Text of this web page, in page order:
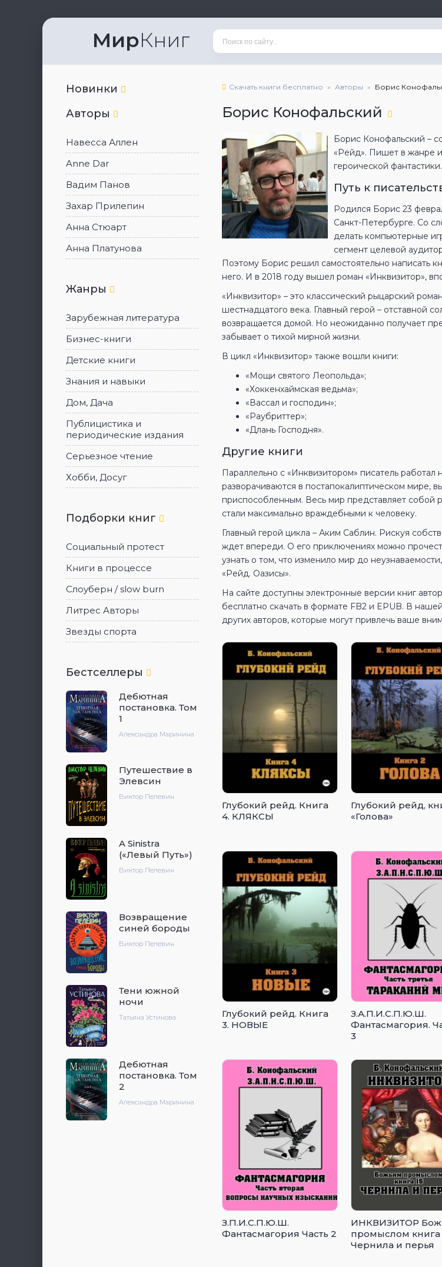
МирКниг
Новинки
Авторы
Навесса Аллен
Anne Dar
Вадим Панов
Захар Прилепин
Анна Стюарт
Анна Платунова
Жанры
Зарубежная литература
Бизнес-книги
Детские книги
Знания и навыки
Дом, Дача
Публицистика и
периодические издания
Серьезное чтение
Хобби, Досуг
Подборки книг
Социальный протест
Книги в процессе
Слоуберн / slow burn
Литрес Авторы
Звезды спорта
Бестселлеры
Дебютная
постановка. Том
1
Александра Маринина
Путешествие в
Элевсин
Виктор Пелевин
A Sinistra
(«Левый Путь»)
Виктор Пелевин
Возвращение
синей бороды
Виктор Пелевин
Тени южной
ночи
Татьяна Устинова
Дебютная
постановка. Том
2
Александра Маринина
Скачать книги бесплатно Авторы Борис
Борис Конофальский
Борис Конофальский –
«Рейд». Пишет в жанре
героической фантастики.
Путь к
Родился Борис 23
Санкт-Петербурге. Со
делать компьютерные
сегмент целевой
Поэтому Борис решил самостоятельно написать
него. И в 2018 году вышел роман «Инквизитор»,
«Инквизитор» – это классический рыцарский
шестнадцатого века. Главный герой – отставной
возвращается домой. Но неожиданно получает
забывает о тихой мирной жизни.
В цикл «Инквизитор» также вошли книги:
«Мощи святого Леопольда»;
«Хоккенхаймская ведьма»;
«Вассал и господин»;
«Раубриттер»;
«Длань Господня».
Другие книги
Параллельно с «Инквизитором» писатель
разворачиваются в постапокалиптическом мире,
приспособленным. Весь мир представляет собой
стали максимально враждебными к человеку.
Главный герой цикла – Аким Саблин. Рискуя
ждет впереди. О его приключениях можно
узнать о том, что изменило мир до
«Рейд. Оазисы».
На сайте доступны электронные версии книг
бесплатно скачать в формате FB2 и EPUB. В
других авторов, которые могут привлечь ваше
Глубокий рейд. Книга
4. КЛЯКСЫ
Глубокий рейд,
«Голова»
Глубокий рейд. Книга
3. НОВЫЕ
З.А.П.И.С.П.Ю.Ш.
Фантасмагория.
3
З.П.И.С.П.Ю.Ш.
Фантасмагория Часть 2
ИНКВИЗИТОР
промыслом книга
Чернила и перья